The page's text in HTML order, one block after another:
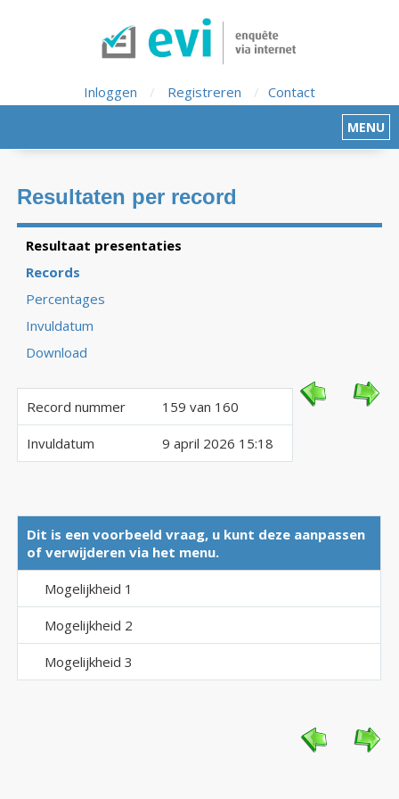
Inloggen / Registreren / Contact
MENU
Resultaten per record
Resultaat presentaties
Records
Percentages
Invuldatum
Download
Record nummer 159 van 160
Invuldatum 9 april 2026 15:18
Dit is een voorbeeld vraag, u kunt deze aanpassen
of verwijderen via het menu.
Mogelijkheid 1
Mogelijkheid 2
Mogelijkheid 3